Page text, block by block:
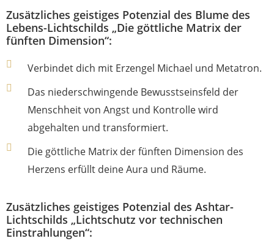
Zusätzliches geistiges Potenzial des Blume des
Lebens-Lichtschilds „Die göttliche Matrix der
fünften Dimension“:
Verbindet dich mit Erzengel Michael und Metatron.
Das niederschwingende Bewusstseinsfeld der
Menschheit von Angst und Kontrolle wird
abgehalten und transformiert.
Die göttliche Matrix der fünften Dimension des
Herzens erfüllt deine Aura und Räume.
Zusätzliches geistiges Potenzial des Ashtar-
Lichtschilds „Lichtschutz vor technischen
Einstrahlungen“: